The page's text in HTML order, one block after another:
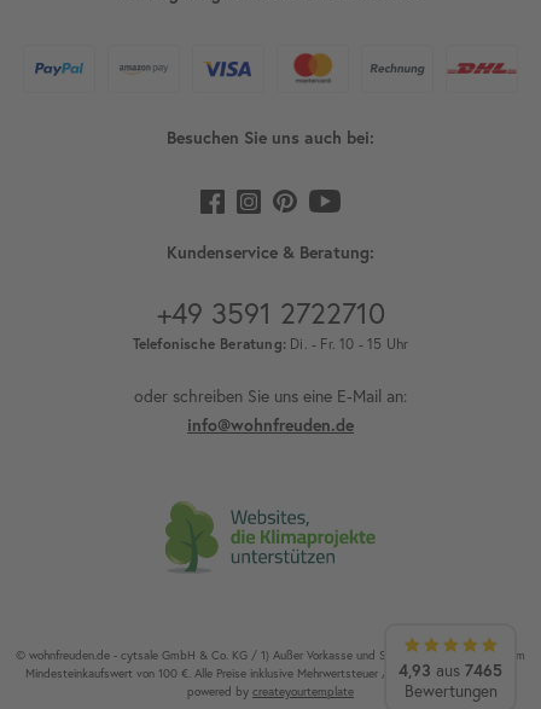
4,93 aus 7465
Bewertungen
Besuchen Sie uns auch bei:
Kundenservice & Beratung:
+49 3591 2722710
Telefonische Beratung: Di. - Fr. 10 - 15 Uhr
oder schreiben Sie uns eine E-Mail an:
info@wohnfreuden.de
© wohnfreuden.de - cytsale GmbH & Co. KG / 1) Außer Vorkasse und Speditionsware. 2) Ab einem
Mindesteinkaufswert von 100 €. Alle Preise inklusive Mehrwertsteuer / Alle Rechte vorbehalten.
powered by createyourtemplate